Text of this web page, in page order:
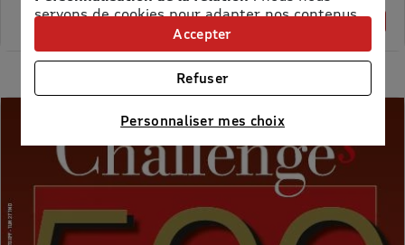
18% de remise
58,65 €
servons de cookies pour adapter nos contenus
et personnaliser nos offres
Univers publicitaire: nous utilisons avec nos
partenaires des cookies pour afficher des
publicités personnalisées
Connaître notre politique cookies et la liste de nos
Personnaliser mes choix
Refuser
Accepter